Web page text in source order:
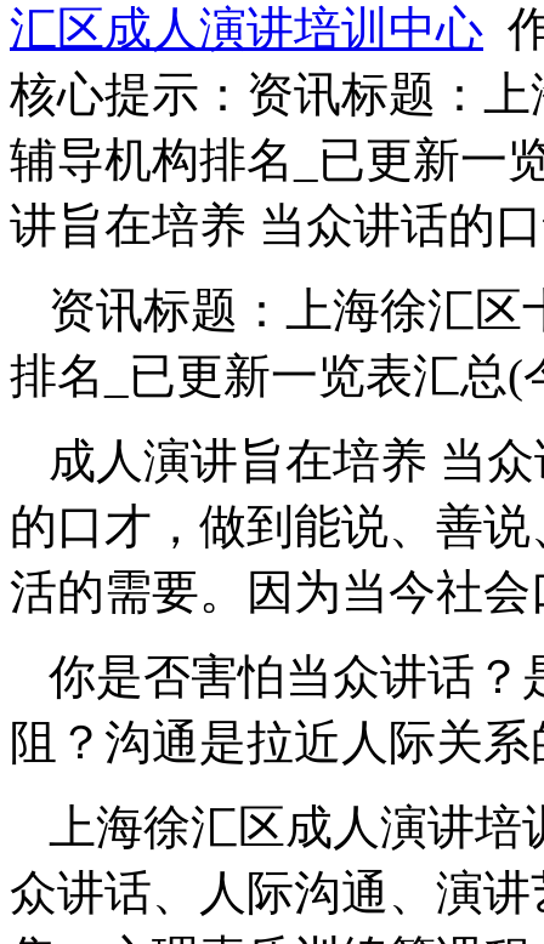
汇区成人演讲培训中心
核心提示：资讯标题：
辅导机构排名_已更新一
讲旨在培养 当众讲话的
资讯标题：上海徐汇
排名_已更新一览表汇总(
成人演讲旨在培养 当
的口才，做到能说、善
活的需要。因为当今社
你是否害怕当众讲话？
阻？沟通是拉近人际关
上海徐汇区成人演讲
众讲话、人际沟通、演